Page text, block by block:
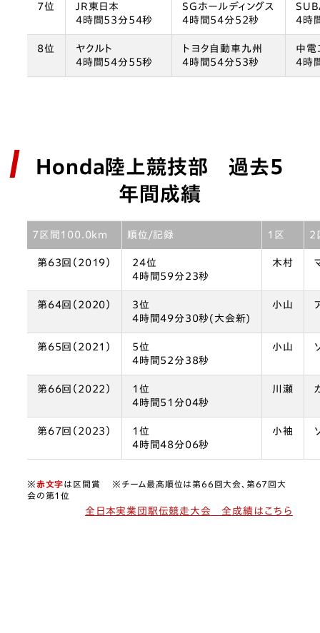
7位
JR東日本
4時間53分54秒
SGホールディングス
4時間54分52秒
4時
8位
ヤクルト
4時間54分55秒
トヨタ自動車九州
4時間54分53秒
中電
4時
Honda陸上競技部 過去5
年間成績
7区間100.0km 順位/記録 1区 2
第63回（2019）
24位
4時間59分23秒
木村
第64回（2020）
3位
4時間49分30秒(大会新)
小山
第65回（2021）
5位
4時間52分38秒
小山
第66回（2022）
1位
4時間51分04秒
川瀬
第67回（2023）
1位
4時間48分06秒
小袖
※赤文字は区間賞 ※チーム最高順位は第66回大会、第67回大
会の第1位
全日本実業団駅伝競走大会 全成績はこちら